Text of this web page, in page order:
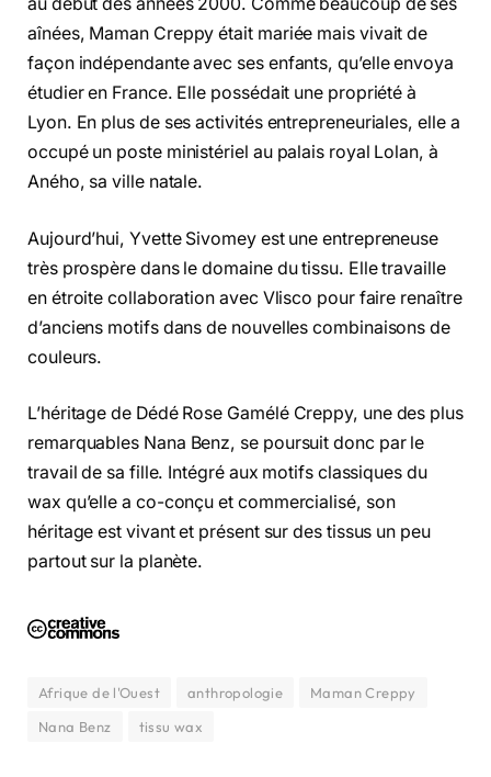
aînées, Maman Creppy était mariée mais vivait de
façon indépendante avec ses enfants, qu’elle envoya
étudier en France. Elle possédait une propriété à
Lyon. En plus de ses activités entrepreneuriales, elle a
occupé un poste ministériel au palais royal Lolan, à
Aného, sa ville natale.
Aujourd’hui, Yvette Sivomey est une entrepreneuse
très prospère dans le domaine du tissu. Elle travaille
en étroite collaboration avec Vlisco pour faire renaître
d’anciens motifs dans de nouvelles combinaisons de
couleurs.
L’héritage de Dédé Rose Gamélé Creppy, une des plus
remarquables Nana Benz, se poursuit donc par le
travail de sa fille. Intégré aux motifs classiques du
wax qu’elle a co-conçu et commercialisé, son
héritage est vivant et présent sur des tissus un peu
partout sur la planète.
Afrique de l'Ouest anthropologie
Maman Creppy
Nana Benz
tissu wax